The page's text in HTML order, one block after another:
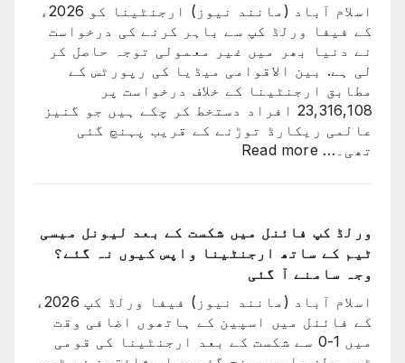
کی
تاریخ
سامنے
آ
گئی
اسلام آباد (مانند نیوز) ارجنٹینا کو 2026ء
کے فیفا ورلڈ کپ سے باہر کرنے کی درخواست
نے دنیا بھر میں غیر معمولی توجہ حاصل کر
لی ہے. بین الاقوامی میڈیا کی رپورٹس کے
مطابق ارجنٹینا کے خلاف درخواست پر
23,316,108 افراد دستخط کر چکے ہیں جو گنیز
عالمی ریکارڈ توڑنے کے قریب پہنچ گئی
تھی۔… Read more
ورلڈ
کپ
نکالنے
کی
درخواست
ورلڈ کپ فائنل میں شکست کے بعد لیونل میسی
ٹیم کے ساتھ ارجنٹینا واپس کیوں نہ گئے؟
وجہ سامنے آ گئی
اسلام آباد (مانند نیوز) فیفا ورلڈ کپ 2026ء
کے فائنل میں اسپین کے ہاتھوں اضافی وقت
میں 1-0 سے شکست کے بعد ارجنٹینا کی قومی